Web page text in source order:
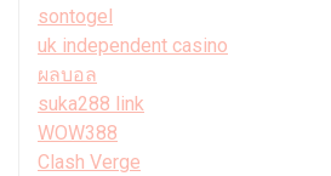
sontogel
uk independent casino
ผลบอล
suka288 link
WOW388
Clash Verge